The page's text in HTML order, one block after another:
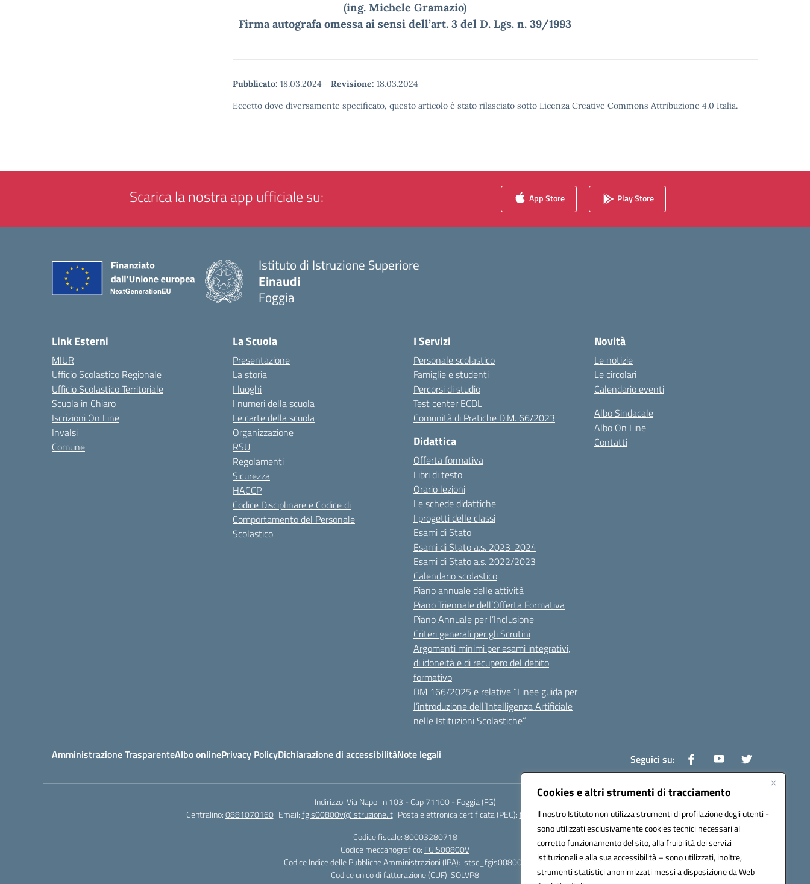
Cookies e altri strumenti di tracciamento
Il nostro Istituto non utilizza strumenti di profilazione degli utenti -
sono utilizzati esclusivamente cookies tecnici necessari al
corretto funzionamento del sito, alla fruibilità dei servizi
istituzionali e alla sua accessibilità – sono utilizzati, inoltre,
strumenti statistici anonimizzati messi a disposizione da Web
(ing. Michele Gramazio)
Firma autografa omessa ai sensi dell’art. 3 del D. Lgs. n. 39/1993
Pubblicato: 18.03.2024 - Revisione: 18.03.2024
Eccetto dove diversamente specificato, questo articolo è stato rilasciato sotto Licenza Creative Commons Attribuzione 4.0 Italia.
Scarica la nostra app ufficiale su: App Store Play Store
Istituto di Istruzione Superiore
Einaudi
Foggia
Link Esterni
MIUR
Ufficio Scolastico Regionale
Ufficio Scolastico Territoriale
Scuola in Chiaro
Iscrizioni On Line
Invalsi
Comune
La Scuola
Presentazione
La storia
I luoghi
I numeri della scuola
Le carte della scuola
Organizzazione
RSU
Regolamenti
Sicurezza
HACCP
Codice Disciplinare e Codice di
Comportamento del Personale
Scolastico
I Servizi
Personale scolastico
Famiglie e studenti
Percorsi di studio
Test center ECDL
Comunità di Pratiche D.M. 66/2023
Didattica
Offerta formativa
Libri di testo
Orario lezioni
Le schede didattiche
I progetti delle classi
Esami di Stato
Esami di Stato a.s. 2023-2024
Esami di Stato a.s. 2022/2023
Calendario scolastico
Piano annuale delle attività
Piano Triennale dell’Offerta Formativa
Piano Annuale per l’Inclusione
Criteri generali per gli Scrutini
Argomenti minimi per esami integrativi,
di idoneità e di recupero del debito
formativo
DM 166/2025 e relative “Linee guida per
l’introduzione dell’Intelligenza Artificiale
nelle Istituzioni Scolastiche”
Novità
Le notizie
Le circolari
Calendario eventi
Albo Sindacale
Albo On Line
Contatti
Amministrazione TrasparenteAlbo onlinePrivacy PolicyDichiarazione di accessibilitàNote legali Seguici su:
Indirizzo:Via Napoli n.103 - Cap 71100 - Foggia (FG)
Centralino:0881070160 Email:fgis00800v@istruzione.it Posta elettronica certificata (PEC):fgis00800v@pec.istruzione.it
Codice fiscale: 80003280718
Codice meccanografico: FGIS00800V
Codice Indice delle Pubbliche Amministrazioni (IPA): istsc_fgis00800v
Codice unico di fatturazione (CUF): SOLVP8